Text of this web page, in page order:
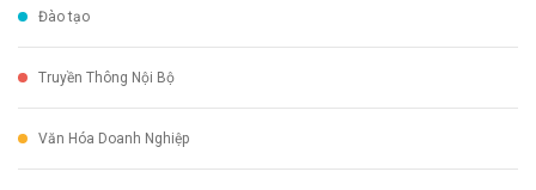
Đào tạo
Truyền Thông Nội Bộ
Văn Hóa Doanh Nghiệp